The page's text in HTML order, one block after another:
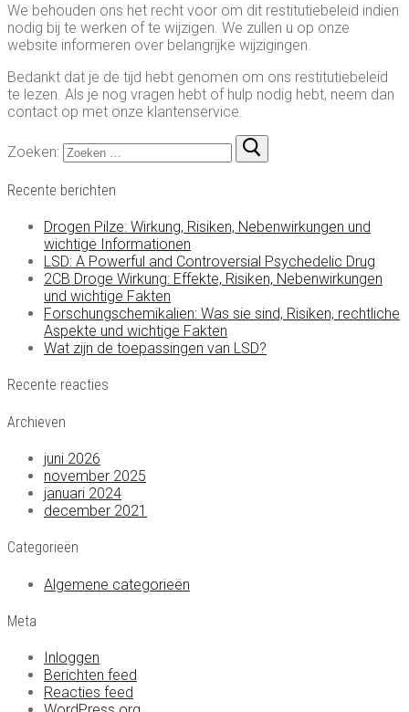
We behouden ons het recht voor om dit restitutiebeleid indien
nodig bij te werken of te wijzigen. We zullen u op onze
website informeren over belangrijke wijzigingen.
Bedankt dat je de tijd hebt genomen om ons restitutiebeleid
te lezen. Als je nog vragen hebt of hulp nodig hebt, neem dan
contact op met onze klantenservice.
Zoeken:
Recente berichten
Drogen Pilze: Wirkung, Risiken, Nebenwirkungen und
wichtige Informationen
LSD: A Powerful and Controversial Psychedelic Drug
2CB Droge Wirkung: Effekte, Risiken, Nebenwirkungen
und wichtige Fakten
Forschungschemikalien: Was sie sind, Risiken, rechtliche
Aspekte und wichtige Fakten
Wat zijn de toepassingen van LSD?
Recente reacties
Archieven
juni 2026
november 2025
januari 2024
december 2021
Categorieën
Algemene categorieën
Meta
Inloggen
Berichten feed
Reacties feed